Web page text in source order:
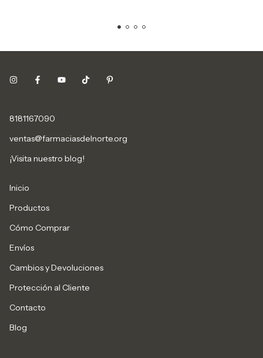
8181167090
ventas@farmaciasdelnorte.org
¡Visita nuestro blog!
Inicio
Productos
Cómo Comprar
Envíos
Cambios y Devoluciones
Protección al Cliente
Contacto
Blog